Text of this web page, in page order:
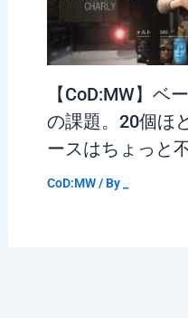
【CoD:MW】ベ
の課題。20個ほ
ースはちょっと
CoD:MW/ By